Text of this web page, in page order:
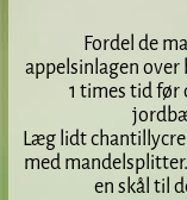
Fordel de
appelsinlagen over
1 times tid før
Læg lidt
med
en skål til